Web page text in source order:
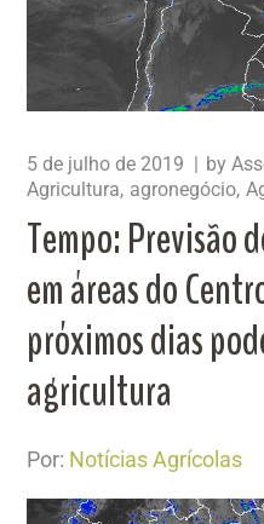
5 de julho de 2019 by
Agricultura agronegócio
Tempo: Previsão
em áreas do
próximos dias
agricultura
Por: Notícias Agrícolas